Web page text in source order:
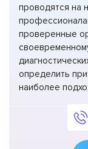
проводятся на
проверенные
определить
наиболее